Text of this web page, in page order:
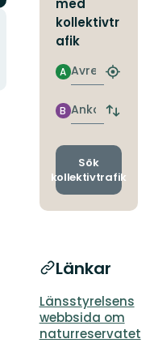
med
kollektivtr
afik
Avresa
A
Hitta
Ankomst
B
Byt
och
Sök
kollektivtrafik
Länkar
Länsstyrelsens
webbsida om
naturreservatet